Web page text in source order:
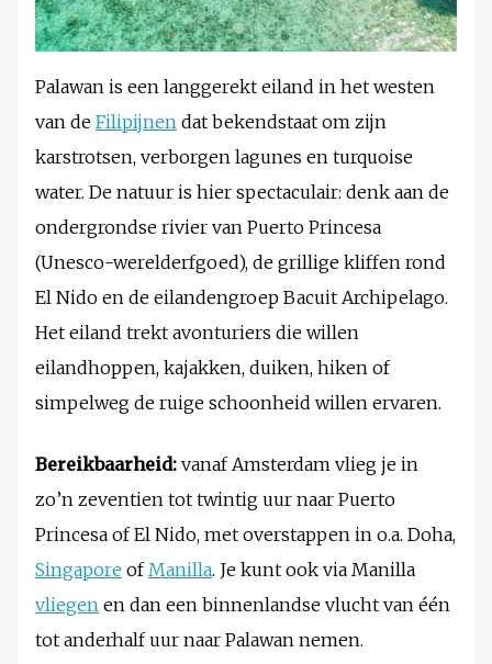
Palawan is een langgerekt eiland in het westen
van de Filipijnen dat bekendstaat om zijn
karstrotsen, verborgen lagunes en turquoise
water. De natuur is hier spectaculair: denk aan de
ondergrondse rivier van Puerto Princesa
(Unesco-werelderfgoed), de grillige kliffen rond
El Nido en de eilandengroep Bacuit Archipelago.
Het eiland trekt avonturiers die willen
eilandhoppen, kajakken, duiken, hiken of
simpelweg de ruige schoonheid willen ervaren.
Bereikbaarheid: vanaf Amsterdam vlieg je in
zo’n zeventien tot twintig uur naar Puerto
Princesa of El Nido, met overstappen in o.a. Doha,
Singapore of Manilla. Je kunt ook via Manilla
vliegen en dan een binnenlandse vlucht van één
tot anderhalf uur naar Palawan nemen.